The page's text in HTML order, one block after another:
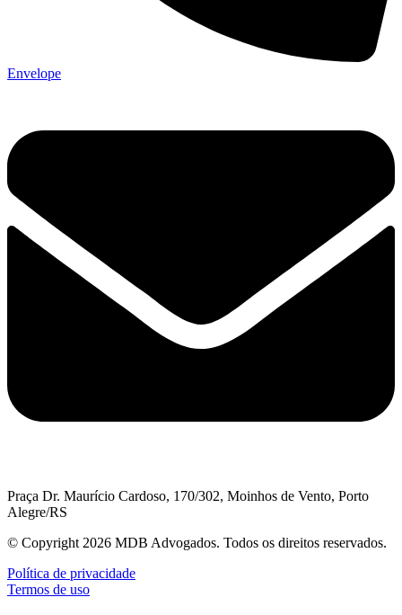
Envelope
Praça Dr. Maurício Cardoso, 170/302, Moinhos de Vento, Porto
Alegre/RS
© Copyright 2026 MDB Advogados. Todos os direitos reservados.
Política de privacidade
Termos de uso